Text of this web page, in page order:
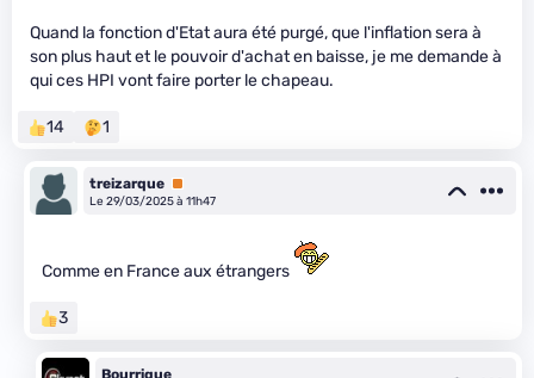
Quand la fonction d'Etat aura été purgé, que l'inflation sera à
son plus haut et le pouvoir d'achat en baisse, je me demande à
qui ces HPI vont faire porter le chapeau.
14 1
treizarque Premium
Le 29/03/2025 à 11h47
Comme en France aux étrangers
3
Bourrique